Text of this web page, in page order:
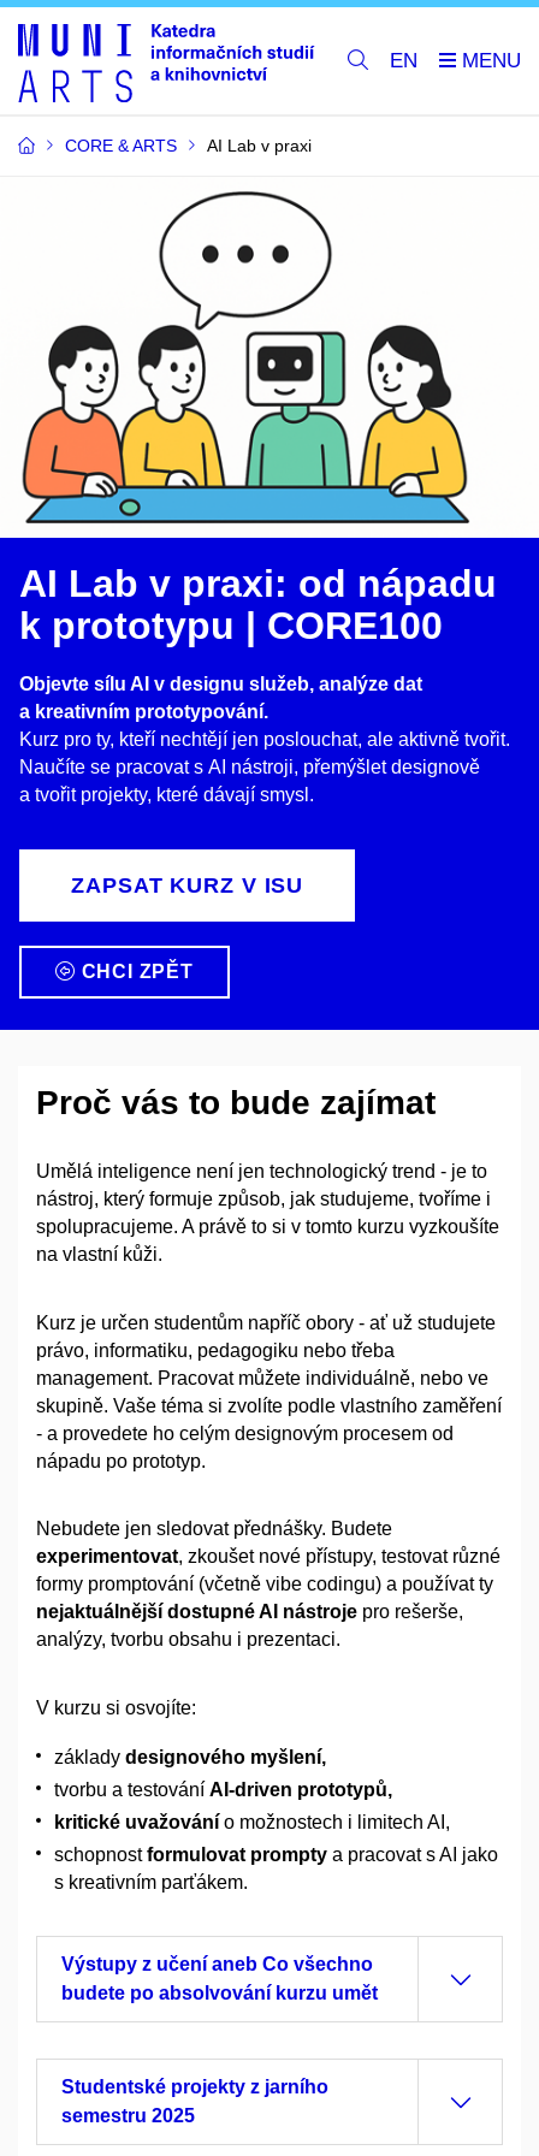
EN
CORE & ARTS AI Lab v praxi
AI Lab v praxi: od nápadu
k prototypu | CORE100
Objevte sílu AI v designu služeb, analýze dat
a kreativním prototypování.
Kurz pro ty, kteří nechtějí jen poslouchat, ale aktivně tvořit.
Naučíte se pracovat s AI nástroji, přemýšlet designově
a tvořit projekty, které dávají smysl.
ZAPSAT KURZ V ISU
CHCI ZPĚT
Proč vás to bude zajímat
Umělá inteligence není jen technologický trend - je to
nástroj, který formuje způsob, jak studujeme, tvoříme i
spolupracujeme. A právě to si v tomto kurzu vyzkoušíte
na vlastní kůži.
Kurz je určen studentům napříč obory - ať už studujete
právo, informatiku, pedagogiku nebo třeba
management. Pracovat můžete individuálně, nebo ve
skupině. Vaše téma si zvolíte podle vlastního zaměření
- a provedete ho celým designovým procesem od
nápadu po prototyp.
Nebudete jen sledovat přednášky. Budete
experimentovat, zkoušet nové přístupy, testovat různé
formy promptování (včetně vibe codingu) a používat ty
nejaktuálnější dostupné AI nástroje pro rešerše,
analýzy, tvorbu obsahu i prezentaci.
V kurzu si osvojíte:
základy designového myšlení,
tvorbu a testování AI-driven prototypů,
kritické uvažování o možnostech i limitech AI,
schopnostformulovat prompty a pracovat s AI jako
s kreativním parťákem.
Výstupy z učení aneb Co všechno
budete po absolvování kurzu umět
Studentské projekty z jarního
semestru 2025